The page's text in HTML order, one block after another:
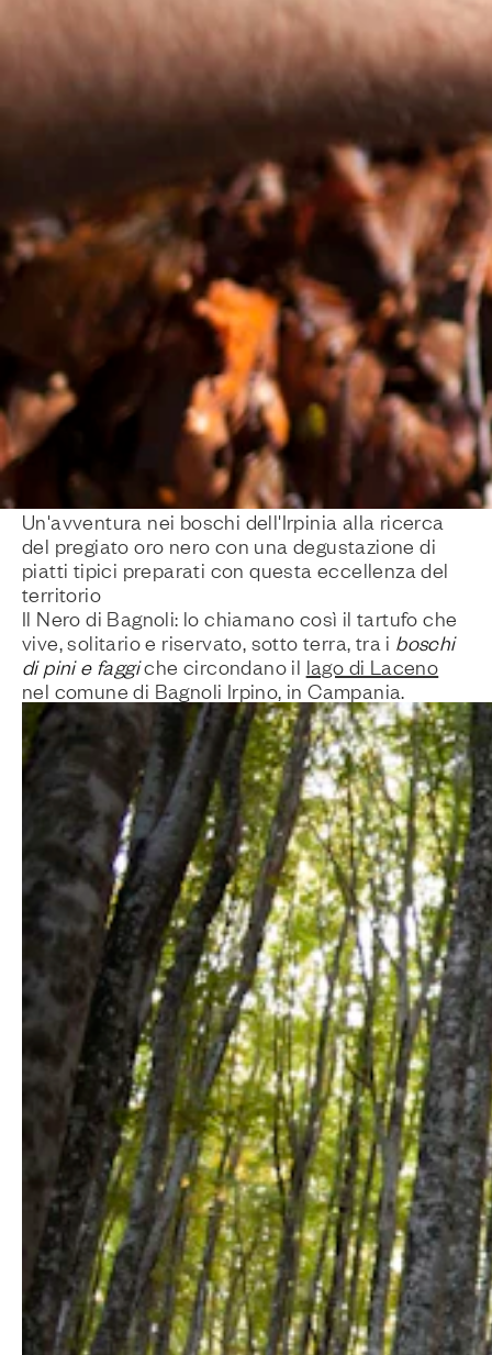
Un'avventura nei boschi dell'Irpinia alla ricerca
del pregiato oro nero con una degustazione di
piatti tipici preparati con questa eccellenza del
territorio
Il Nero di Bagnoli: lo chiamano così il tartufo che
vive, solitario e riservato, sotto terra, tra i boschi
di pini e faggiche circondano il lago di Laceno
nel comune di Bagnoli Irpino, in Campania.